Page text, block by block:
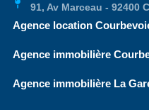
91, Av Marceau - 92400
Agence location
Agence immobilière
Agence immobilière La